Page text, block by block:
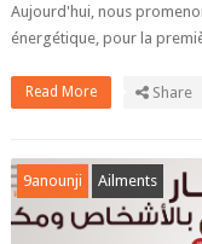
Aujourd'hui, nous
énergétique, pour la
Read More Share
9anounji Ailments